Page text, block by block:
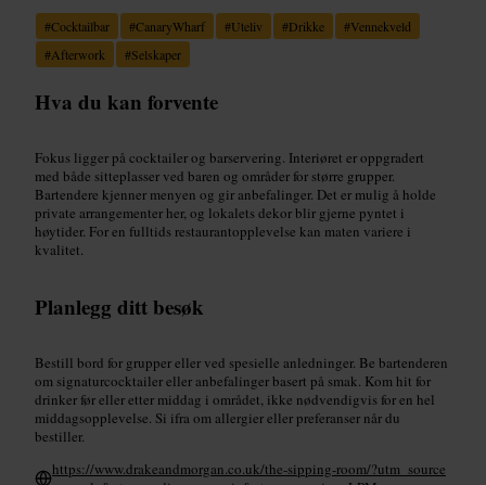
#Cocktailbar #CanaryWharf #Uteliv #Drikke #Vennekveld
#Afterwork #Selskaper
Hva du kan forvente
Fokus ligger på cocktailer og barservering. Interiøret er oppgradert
med både sitteplasser ved baren og områder for større grupper.
Bartendere kjenner menyen og gir anbefalinger. Det er mulig å holde
private arrangementer her, og lokalets dekor blir gjerne pyntet i
høytider. For en fulltids restaurantopplevelse kan maten variere i
kvalitet.
Planlegg ditt besøk
Bestill bord for grupper eller ved spesielle anledninger. Be bartenderen
om signaturcocktailer eller anbefalinger basert på smak. Kom hit for
drinker før eller etter middag i området, ikke nødvendigvis for en hel
middagsopplevelse. Si ifra om allergier eller preferanser når du
bestiller.
https://www.drakeandmorgan.co.uk/the-sipping-room/?utm_source